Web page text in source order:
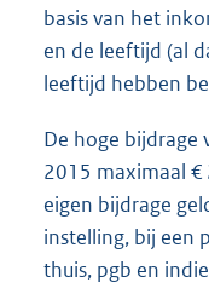
basis van het
en de leeftijd (al
leeftijd hebben
De hoge bijdrage
2015 maximaal €
eigen bijdrage
instelling, bij een
thuis, pgb en